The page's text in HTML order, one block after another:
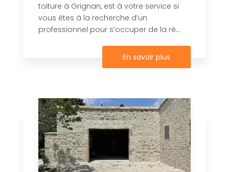
toiture à Grignan, est à votre service si
vous êtes à la recherche d’un
professionnel pour s’occuper de la ré...
En savoir plus